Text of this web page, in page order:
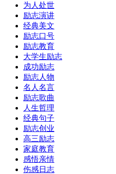
为人处世
励志演讲
经典美文
励志口号
励志教育
大学生励志
成功励志
励志人物
名人名言
励志歌曲
人生哲理
经典句子
励志创业
高三励志
家庭教育
感悟亲情
伤感日志